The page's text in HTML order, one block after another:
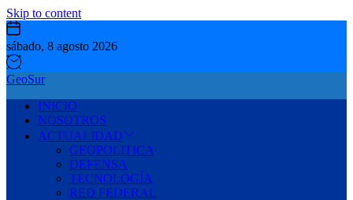
Skip to content
sábado, 8 agosto 2026
GeoSur
INICIO
NOSOTROS
ACTUALIDAD
GEOPOLITICA
DEFENSA
TECNOLOGÍA
RED FEDERAL